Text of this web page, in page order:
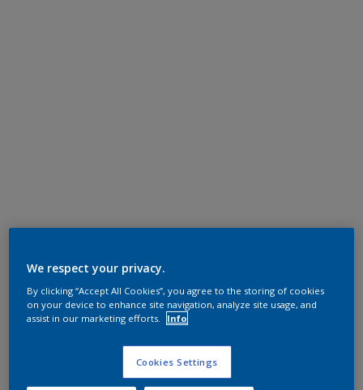
We respect your privacy.
By clicking “Accept All Cookies”, you agree to the storing of cookies
on your device to enhance site navigation, analyze site usage, and
assist in our marketing efforts.
Info
Cookies Settings